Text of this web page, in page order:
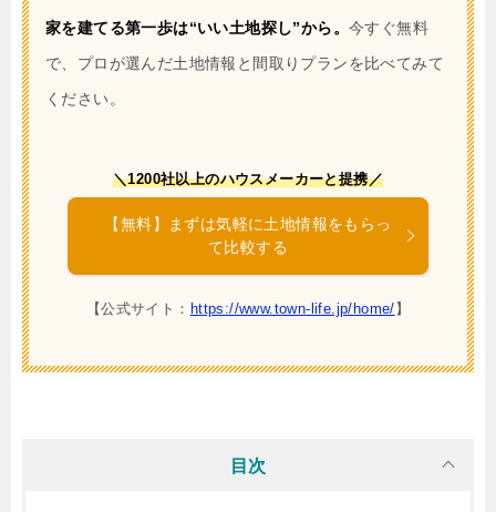
家を建てる第一歩は“いい土地探し”から。 今すぐ無料
で、プロが選んだ土地情報と間取りプランを比べてみて
ください。
＼1200社以上のハウスメーカーと提携／
【無料】まずは気軽に土地情報をもらっ
て比較する
【公式サイト： https://www.town-life.jp/home/ 】
目次